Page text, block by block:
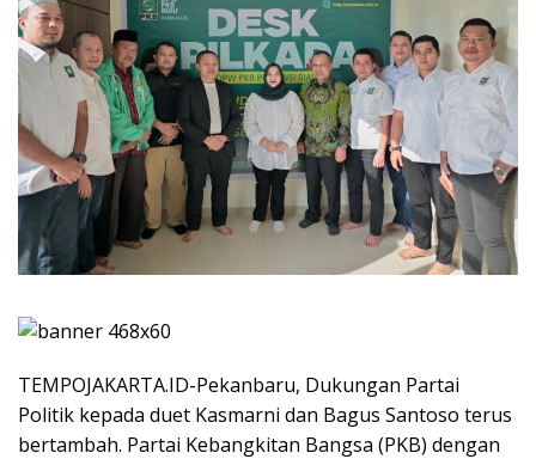
TEMPOJAKARTA.ID-Pekanbaru, Dukungan Partai
Politik kepada duet Kasmarni dan Bagus Santoso terus
bertambah. Partai Kebangkitan Bangsa (PKB) dengan